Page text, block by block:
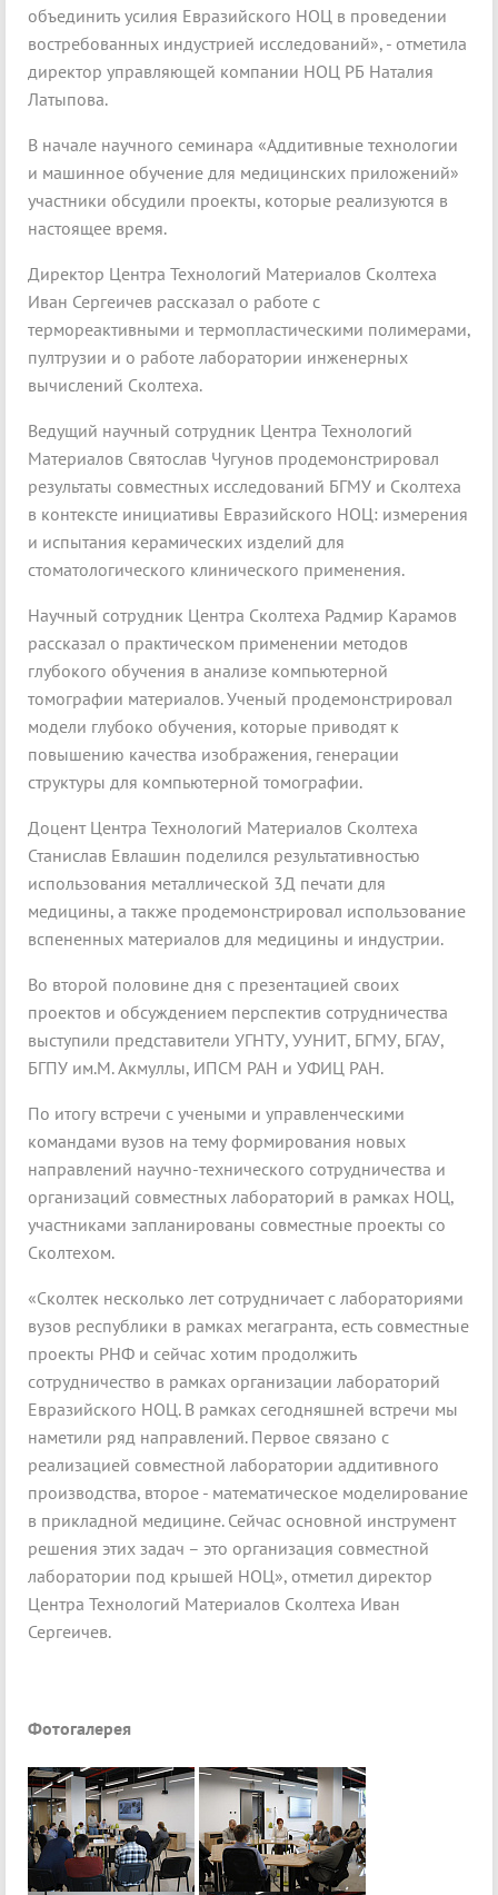
объединить усилия Евразийского НОЦ в проведении
востребованных индустрией исследований», - отметила
директор управляющей компании НОЦ РБ Наталия
Латыпова.
В начале научного семинара «Аддитивные технологии
и машинное обучение для медицинских приложений»
участники обсудили проекты, которые реализуются в
настоящее время.
Директор Центра Технологий Материалов Сколтеха
Иван Сергеичев рассказал о работе с
термореактивными и термопластическими полимерами,
пултрузии и о работе лаборатории инженерных
вычислений Сколтеха.
Ведущий научный сотрудник Центра Технологий
Материалов Святослав Чугунов продемонстрировал
результаты совместных исследований БГМУ и Сколтеха
в контексте инициативы Евразийского НОЦ: измерения
и испытания керамических изделий для
стоматологического клинического применения.
Научный сотрудник Центра Сколтеха Радмир Карамов
рассказал о практическом применении методов
глубокого обучения в анализе компьютерной
томографии материалов. Ученый продемонстрировал
модели глубоко обучения, которые приводят к
повышению качества изображения, генерации
структуры для компьютерной томографии.
Доцент Центра Технологий Материалов Сколтеха
Станислав Евлашин поделился результативностью
использования металлической 3Д печати для
медицины, а также продемонстрировал использование
вспененных материалов для медицины и индустрии.
Во второй половине дня с презентацией своих
проектов и обсуждением перспектив сотрудничества
выступили представители УГНТУ, УУНИТ, БГМУ, БГАУ,
БГПУ им.М. Акмуллы, ИПСМ РАН и УФИЦ РАН.
По итогу встречи с учеными и управленческими
командами вузов на тему формирования новых
направлений научно-технического сотрудничества и
организаций совместных лабораторий в рамках НОЦ,
участниками запланированы совместные проекты со
Сколтехом.
«Сколтек несколько лет сотрудничает с лабораториями
вузов республики в рамках мегагранта, есть совместные
проекты РНФ и сейчас хотим продолжить
сотрудничество в рамках организации лабораторий
Евразийского НОЦ. В рамках сегодняшней встречи мы
наметили ряд направлений. Первое связано с
реализацией совместной лаборатории аддитивного
производства, второе - математическое моделирование
в прикладной медицине. Сейчас основной инструмент
решения этих задач – это организация совместной
лаборатории под крышей НОЦ», отметил директор
Центра Технологий Материалов Сколтеха Иван
Сергеичев.
Фотогалерея